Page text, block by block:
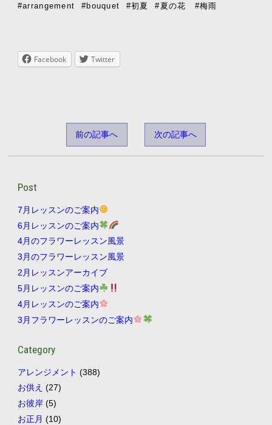
#arrangement
#bouquet #初夏 #夏の花 #梅雨
Facebook Twitter
前の記事へ 次の記事へ
Post
7月レッスンのご案内
6月レッスンのご案内
4月のフラワーレッスン風景
3月のフラワーレッスン風景
2月レッスンアーカイブ
5月レッスンのご案内
4月レッスンのご案内
3月フラワーレッスンのご案内
Category
アレンジメント (388)
お供え (27)
お彼岸(5)
お正月 (10)